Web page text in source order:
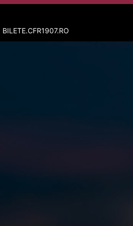
BILETE.CFR1907.RO